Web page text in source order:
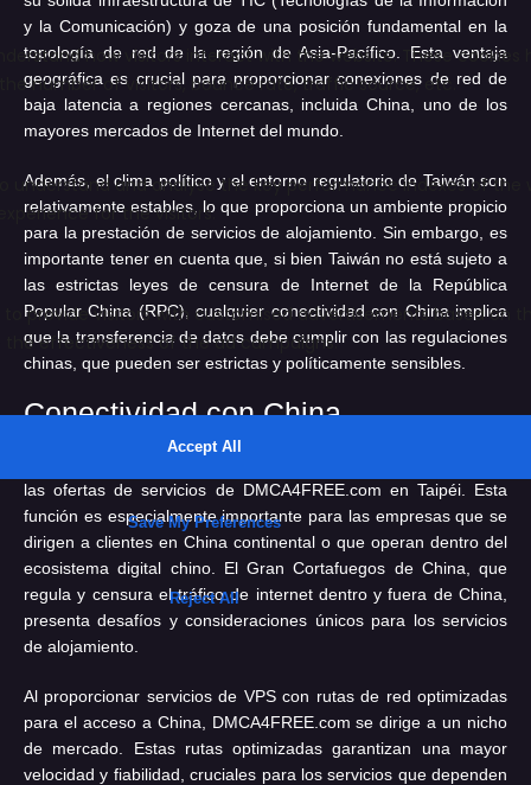
y la Comunicación) y goza de una posición fundamental en la
topología de red de la región de Asia-Pacífico. Esta ventaja
geográfica es crucial para proporcionar conexiones de red de
baja latencia a regiones cercanas, incluida China, uno de los
mayores mercados de Internet del mundo.
Además, el clima político y el entorno regulatorio de Taiwán son
relativamente estables, lo que proporciona un ambiente propicio
para la prestación de servicios de alojamiento. Sin embargo, es
importante tener en cuenta que, si bien Taiwán no está sujeto a
las estrictas leyes de censura de Internet de la República
Popular China (RPC), cualquier conectividad con China implica
que la transferencia de datos debe cumplir con las regulaciones
chinas, que pueden ser estrictas y políticamente sensibles.
Conectividad con China
las ofertas de servicios de DMCA4FREE.com en Taipéi. Esta
función es especialmente importante para las empresas que se
dirigen a clientes en China continental o que operan dentro del
ecosistema digital chino. El Gran Cortafuegos de China, que
regula y censura el tráfico de internet dentro y fuera de China,
presenta desafíos y consideraciones únicos para los servicios
de alojamiento.
Al proporcionar servicios de VPS con rutas de red optimizadas
para el acceso a China, DMCA4FREE.com se dirige a un nicho
de mercado. Estas rutas optimizadas garantizan una mayor
velocidad y fiabilidad, cruciales para los servicios que dependen